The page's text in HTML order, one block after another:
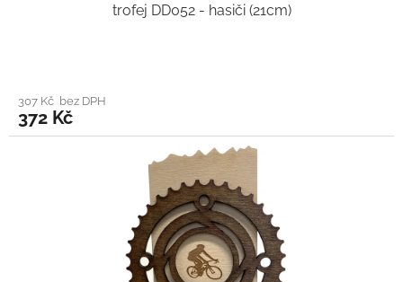
trofej DD052 - hasiči (21cm)
307 Kč bez DPH
372 Kč